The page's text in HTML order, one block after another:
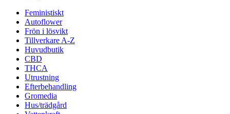
Feministiskt
Autoflower
Frön i lösvikt
Tillverkare A-Z
Huvudbutik
CBD
THCA
Utrustning
Efterbehandling
Gromedia
Hus/trädgård